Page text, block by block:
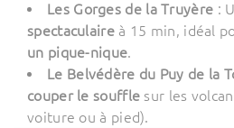
Les Gorges de la Truyère :
spectaculaireà 15 min, idéal
un pique-nique.
Le Belvédère du Puy de la
couper le souffle sur les
voiture ou à pied).